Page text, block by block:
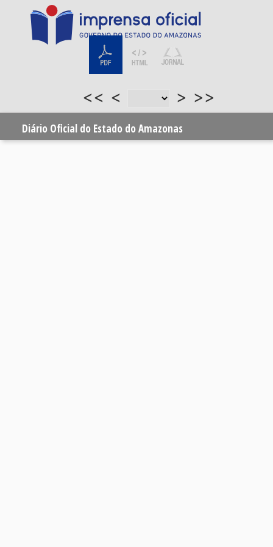
<< < > >>
Diário Oficial do Estado do Amazonas